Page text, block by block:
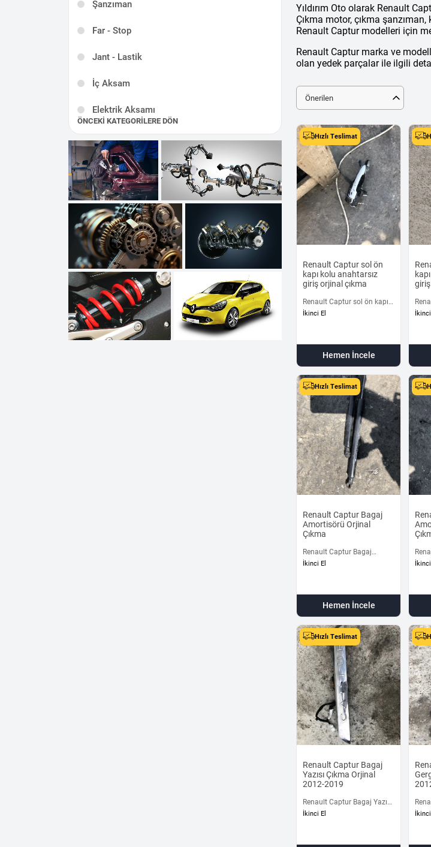
Şanzıman
Far - Stop
Jant - Lastik
İç Aksam
Elektrik Aksamı
Kaporta - Karoser
Egzoz-Katalizör
Diğer
TCE Motor
ÖNCEKI KATEGORILERE DÖN
Yıldırım Oto olarak Renault
Çıkma motor, çıkma
Renault Captur modelleri için
Renault Captur marka ve
olan yedek parçalar ile ilgili
Önerilen
Hızlı Teslimat
Renault Captur sol ön
kapı kolu anahtarsız
giriş orjinal çıkma
Renault Captur sol ön kapı
kolu anahtarsız giriş orjinal
İkinci El
Hemen İncele
kolu
Hızlı Teslimat
Renault Captur Bagaj
Amortisörü Orjinal
Çıkma
Renault Captur Bagaj
Amortisörü Orjinal Çıkma
İkinci El
Hemen İncele
Hızlı Teslimat
Renault Captur Bagaj
Yazısı Çıkma Orjinal
2012-2019
Renault Captur Bagaj Yazısı
Çıkma Orjinal 2012-2019
İkinci El